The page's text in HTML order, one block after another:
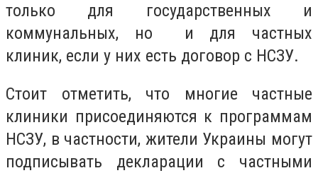
только для государственных и
коммунальных, но и для частных
клиник, если у них есть договор с НСЗУ.
Стоит отметить, что многие частные
клиники присоединяются к программам
НСЗУ, в частности, жители Украины могут
подписывать декларации с частными